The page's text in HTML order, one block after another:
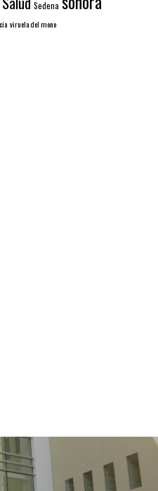
Sedena
viruela del mono